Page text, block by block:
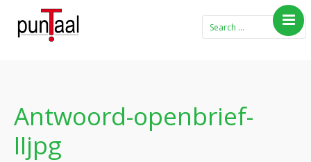
Boeken
Antwoord-openbrief-
IIjpg